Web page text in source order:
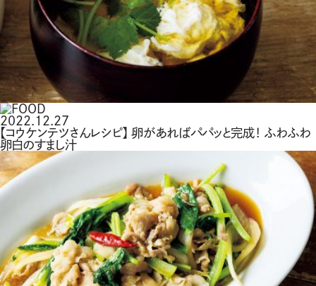
2022.12.27
【コウケンテツさんレシピ】 卵があればパパッと完成！ ふわふわ
卵白のすまし汁